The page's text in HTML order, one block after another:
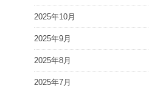
2025年10月
2025年9月
2025年8月
2025年7月